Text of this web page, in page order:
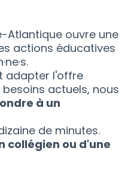
Atlantique ouvre une
actions éducatives
adapter l'offre
actuels, nous
à un
de minutes.
collégien ou d'une